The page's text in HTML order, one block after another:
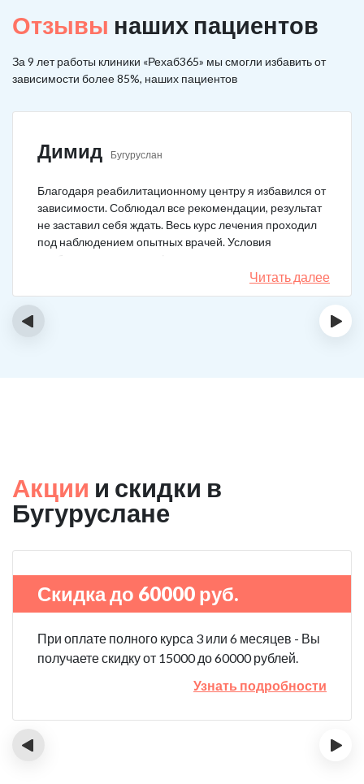
Отзывы наших пациентов
За 9 лет работы клиники «Рехаб365» мы смогли избавить от
зависимости более 85%, наших пациентов
Димид Бугуруслан
Благодаря реабилитационному центру я избавился от
зависимости. Соблюдал все рекомендации, результат
не заставил себя ждать. Весь курс лечения проходил
под наблюдением опытных врачей. Условия
пребывания супер комфортные: вкусная еда, уютно,
есть все необходимое для жизни. У меня не возникало
никаких стрессовых ситуаций.
Читать далее
‹ ›
Акции и скидки в
Бугуруслане
Скидка до 60000 руб.
При оплате полного курса 3 или 6 месяцев - Вы
получаете скидку от 15000 до 60000 рублей.
Узнать подробности
‹ ›